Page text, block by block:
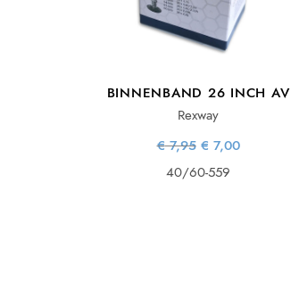
BINNENBAND 26 INCH AV
Rexway
€7,95 Oorspronkelijke
prijs was:
€ 7,95.
€ 7,00Huidige
40/60-559